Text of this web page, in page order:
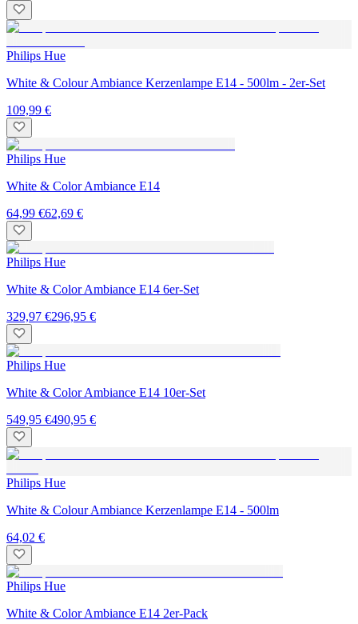
Philips Hue
White & Colour Ambiance Kerzenlampe E14 - 500lm - 2er-Set
109,99 €
Philips Hue
White & Color Ambiance E14
64,99 €62,69 €
Philips Hue
White & Color Ambiance E14 6er-Set
329,97 €296,95 €
Philips Hue
White & Color Ambiance E14 10er-Set
549,95 €490,95 €
Philips Hue
White & Colour Ambiance Kerzenlampe E14 - 500lm
64,02 €
Philips Hue
White & Color Ambiance E14 2er-Pack